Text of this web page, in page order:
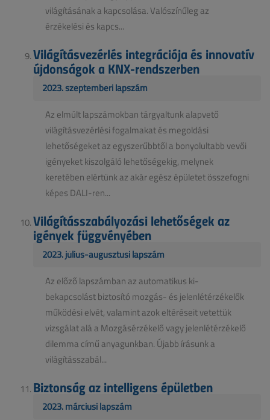
világításának a kapcsolása. Valószínűleg az
érzékelési és kapcs...
Világításvezérlés integrációja és innovatív
újdonságok a KNX-rendszerben
2023. szeptemberi lapszám
Az elmúlt lapszámokban tárgyaltunk alapvető
világításvezérlési fogalmakat és megoldási
lehetőségeket az egyszerűbbtől a bonyolultabb vevői
igényeket kiszolgáló lehetőségekig, melynek
keretében elértünk az akár egész épületet összefogni
képes DALI-ren...
Világításszabályozási lehetőségek az
igények függvényében
2023. július-augusztusi lapszám
Az előző lapszámban az automatikus ki-
bekapcsolást biztosító mozgás- és jelenlétérzékelők
működési elvét, valamint azok eltéréseit vetettük
vizsgálat alá a Mozgásérzékelő vagy jelenlétérzékelő
dilemma című anyagunkban. Újabb írásunk a
világításszabál...
Biztonság az intelligens épületben
2023. márciusi lapszám